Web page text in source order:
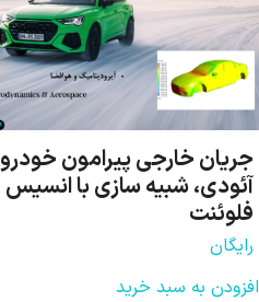
جریان خارجی پیرامون خودرو
آئودی، شبیه سازی با انسیس
فلوئنت
رایگان
افزودن به سبد خرید